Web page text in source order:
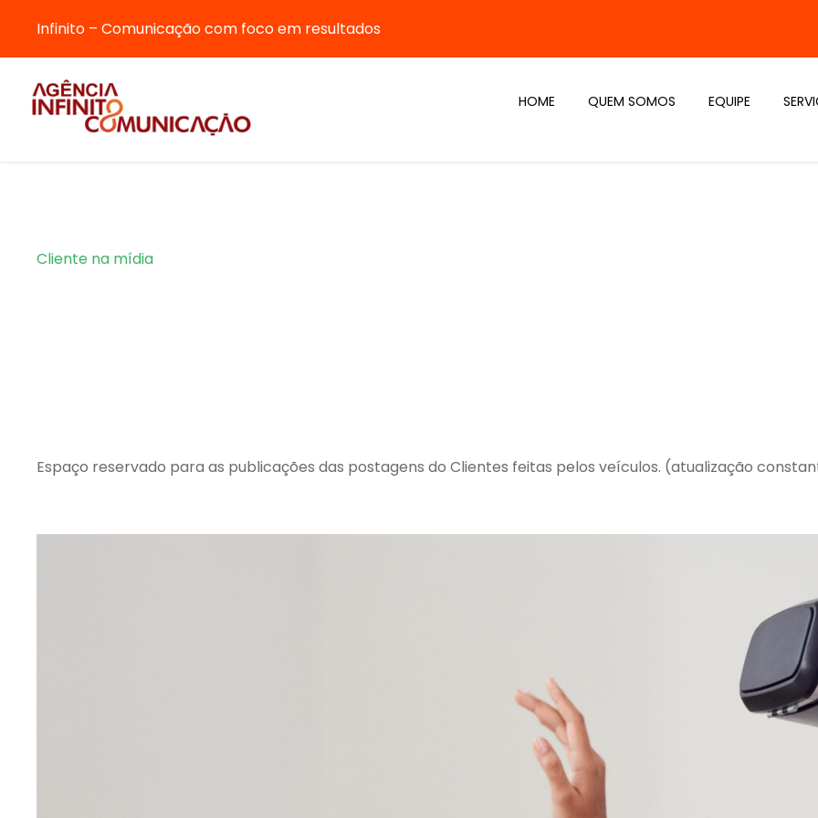
Infinito – Comunicação com foco em resultados
HOME QUEM SOMOS EQUIPE
Cliente na mídia
Espaço reservado para as publicações das postagens do Clientes feitas pelos veículos. (atualização